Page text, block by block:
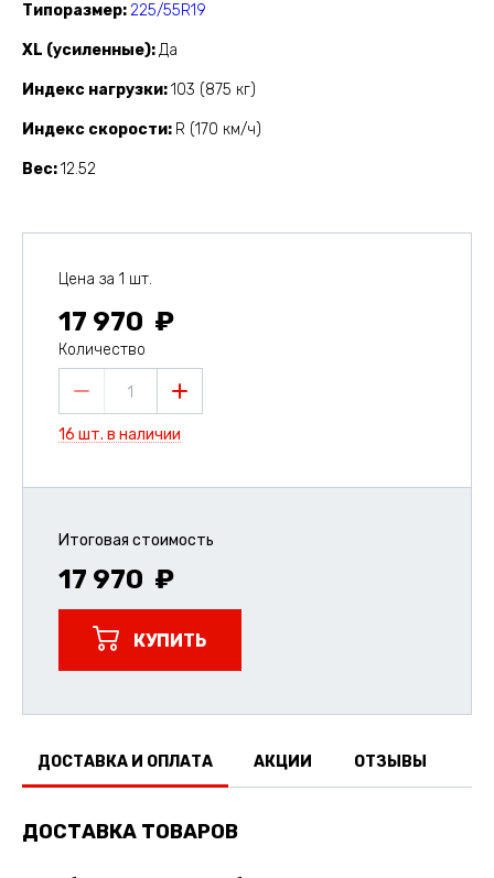
Типоразмер 225/55R19
XL (усиленные) Да
Индекс нагрузки 103 (875 кг)
Индекс скорости R (170 км/ч)
Вес 12.52
Цена за 1 шт.
17 970
Количество
1
16 шт. в наличии
Итоговая стоимость
17 970
КУПИТЬ
ДОСТАВКА И ОПЛАТА АКЦИИ ОТЗЫВЫ
ДОСТАВКА ТОВАРОВ